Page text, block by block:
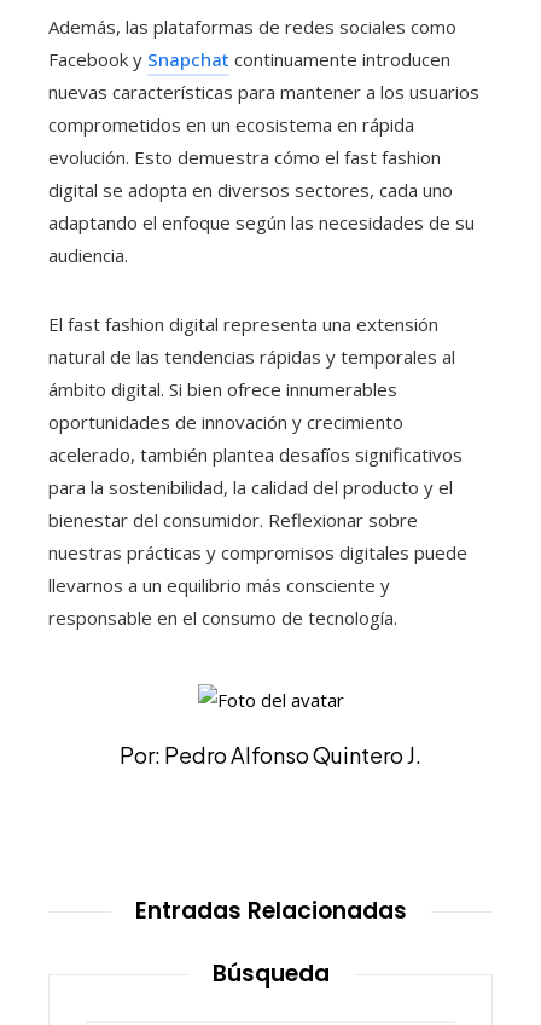
Además, las plataformas de redes sociales como
Facebook y Snapchat continuamente introducen
nuevas características para mantener a los usuarios
comprometidos en un ecosistema en rápida
evolución. Esto demuestra cómo el fast fashion
digital se adopta en diversos sectores, cada uno
adaptando el enfoque según las necesidades de su
audiencia.
El fast fashion digital representa una extensión
natural de las tendencias rápidas y temporales al
ámbito digital. Si bien ofrece innumerables
oportunidades de innovación y crecimiento
acelerado, también plantea desafíos significativos
para la sostenibilidad, la calidad del producto y el
bienestar del consumidor. Reflexionar sobre
nuestras prácticas y compromisos digitales puede
llevarnos a un equilibrio más consciente y
responsable en el consumo de tecnología.
Por: Pedro Alfonso Quintero J.
Entradas Relacionadas
Búsqueda